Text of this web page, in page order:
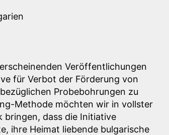
Veröffentlichungen
für Verbot der Förderung von
Probebohrungen zu
Methode möchten wir in vollster
dass die Initiative
ihre Heimat liebende bulgarische